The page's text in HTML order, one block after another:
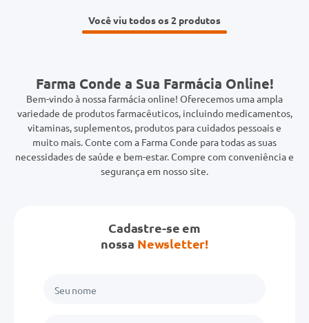
Você viu todos os 2
Farma Conde a Sua Farmácia Online!
Bem-vindo à nossa farmácia online! Oferecemos uma ampla
variedade de produtos farmacêuticos, incluindo medicamentos,
vitaminas, suplementos, produtos para cuidados pessoais e
muito mais. Conte com a Farma Conde para todas as suas
necessidades de saúde e bem-estar. Compre com conveniência e
segurança em nosso site.
Cadastre-se em
nossa Newsletter!